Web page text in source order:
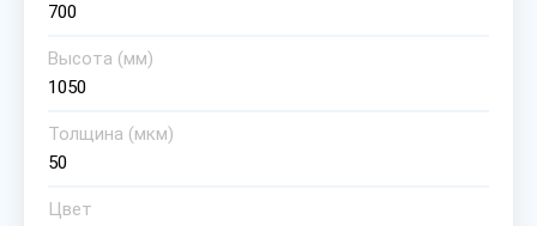
700
Высота (мм)
1050
Толщина (мкм)
50
Цвет